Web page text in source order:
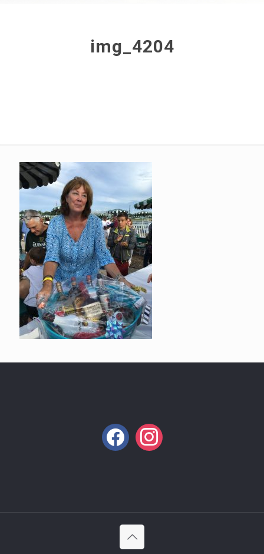
img_4204
facebook instagram